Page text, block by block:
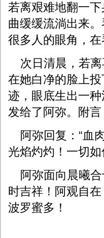
若离艰难地翻一
曲缓缓流淌出来
很多人的眼角，
次日清晨，若离
在她白净的脸上
迹，眼底生出一
发给了阿弥。附
阿弥回复：“血
光焰灼灼！一切如
阿弥面向晨曦合
时吉祥！阿观自
波罗蜜多！